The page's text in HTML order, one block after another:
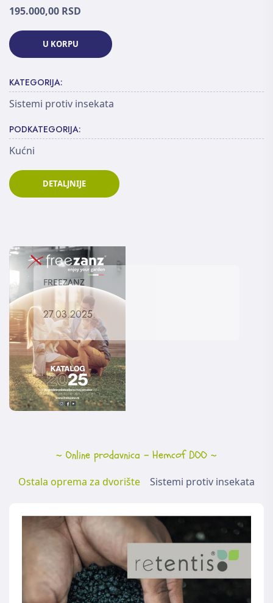
195.000,00 RSD
U KORPU
KATEGORIJA:
Sistemi protiv insekata
PODKATEGORIJA:
Kućni
DETALJNIJE
FREEZANZ
27.03.2025.
~ Online prodavnica - Hemcof DOO ~
Ostala oprema za dvorište Sistemi protiv insekata